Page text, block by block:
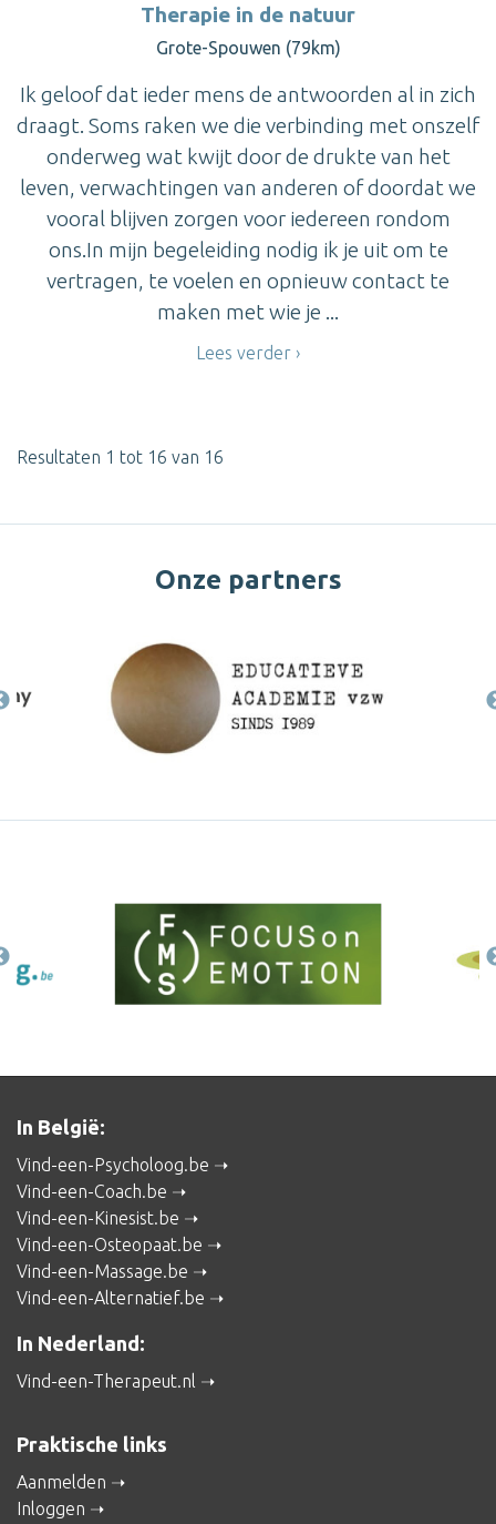
Therapie in de natuur
Grote-Spouwen (79km)
Ik geloof dat ieder mens de antwoorden al in zich
draagt. Soms raken we die verbinding met onszelf
onderweg wat kwijt door de drukte van het
leven, verwachtingen van anderen of doordat we
vooral blijven zorgen voor iedereen rondom
ons.In mijn begeleiding nodig ik je uit om te
vertragen, te voelen en opnieuw contact te
maken met wie je ...
Lees verder
Resultaten 1 tot 16 van 16
Onze partners
In België:
Vind-een-Psycholoog.be
Vind-een-Coach.be
Vind-een-Kinesist.be
Vind-een-Osteopaat.be
Vind-een-Massage.be
Vind-een-Alternatief.be
In Nederland:
Vind-een-Therapeut.nl
Praktische links
Aanmelden
Inloggen